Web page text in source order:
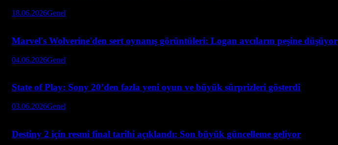
18.06.2026Genel
Marvel's Wolverine'den sert oynanış görüntüleri: Logan avcıların peşine düşüyor
04.06.2026Genel
State of Play: Sony 20’den fazla yeni oyun ve büyük sürprizleri gösterdi
03.06.2026Genel
Destiny 2 için resmi final tarihi açıklandı: Son büyük güncelleme geliyor